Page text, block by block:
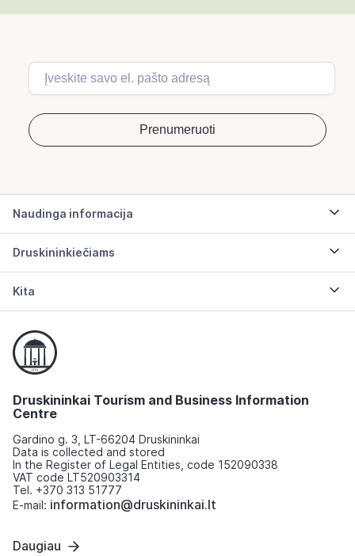
Naudinga informacija
Druskininkiečiams
Kita
Druskininkai Tourism and Business Information
Centre
Gardino g. 3, LT-66204 Druskininkai
Data is collected and stored
In the Register of Legal Entities, code 152090338
VAT code LT520903314
Tel. +370 313 51777
E-mail: information@druskininkai.lt
Daugiau